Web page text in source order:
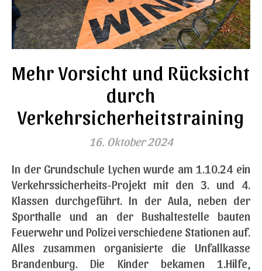
Mehr Vorsicht und Rücksicht
durch
Verkehrsicherheitstraining
16. Oktober 2024
In der Grundschule Lychen wurde am 1.10.24 ein
Verkehrssicherheits-Projekt mit den 3. und 4.
Klassen durchgeführt. In der Aula, neben der
Sporthalle und an der Bushaltestelle bauten
Feuerwehr und Polizei verschiedene Stationen auf.
Alles zusammen organisierte die Unfallkasse
Brandenburg. Die Kinder bekamen 1.Hilfe,